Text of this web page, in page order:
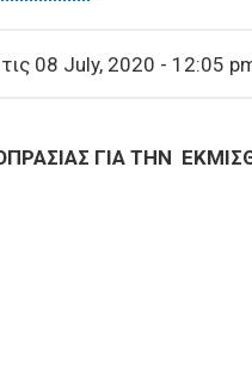
08 July, 2020 - 12:05
ΓΙΑ ΤΗΝ
ΔΙΑΚΗΡΥΞΗΣ